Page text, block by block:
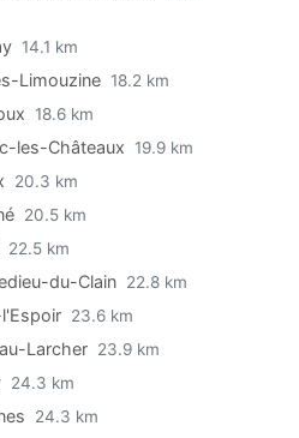
14.1 km
Limouzine 18.2 km
18.6 km
les-Châteaux 19.9 km
20.3 km
20.5 km
22.5 km
du-Clain 22.8 km
23.6 km
Larcher 23.9 km
24.3 km
24.3 km